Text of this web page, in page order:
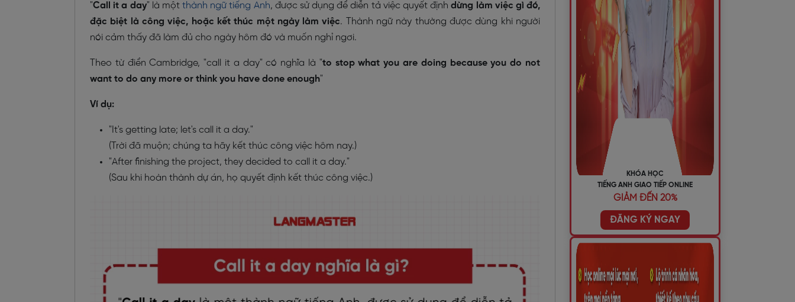
"Call it a day" là mộtthành ngữ tiếng Anh, được sử dụng để diễn tả việc quyết địnhdừng làm việc gì đó,
đặc biệt là công việc, hoặc kết thúc một ngày làm việc. Thành ngữ này thường được dùng khi người
nói cảm thấy đã làm đủ cho ngày hôm đó và muốn nghỉ ngơi.
Theo từ điển Cambridge, "call it a day" có nghĩa là "to stop what you are doing because you do not
want to do any more or think you have done enough"
Ví dụ:
"It's getting late; let's call it a day."
(Trời đã muộn; chúng ta hãy kết thúc công việc hôm nay.)
"After finishing the project, they decided to call it a day."
(Sau khi hoàn thành dự án, họ quyết định kết thúc công việc.)
KHÓA HỌC
TIẾNG ANH GIAO TIẾP ONLINE
GIẢM ĐẾN 20%
ĐĂNG KÝ NGAY